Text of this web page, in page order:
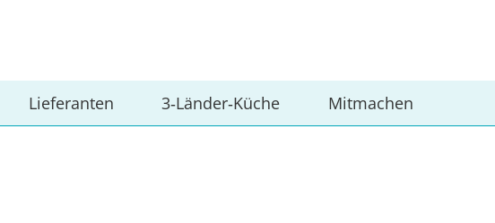
Lieferanten 3‑Länder‑Küche Mitmachen